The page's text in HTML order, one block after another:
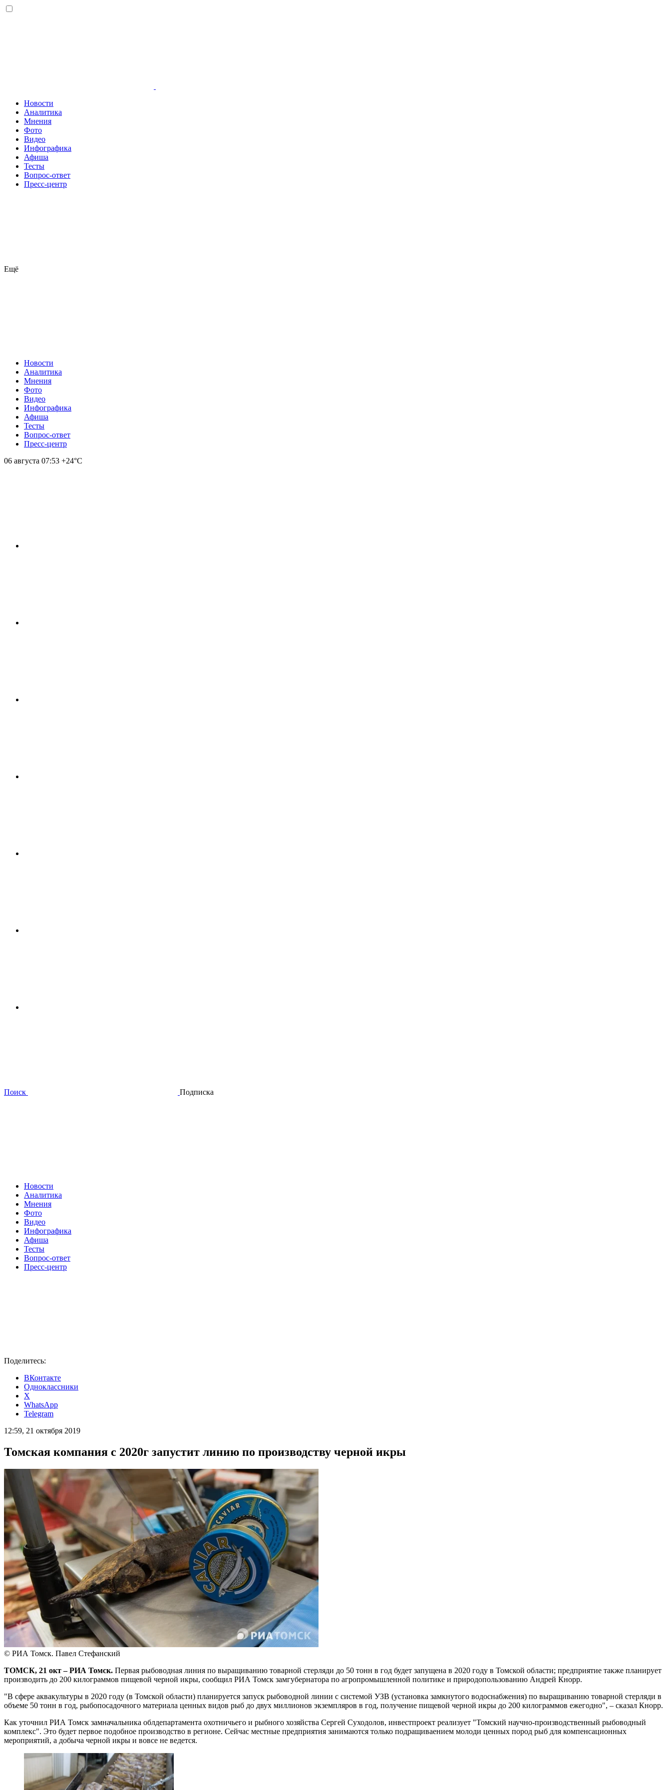
Новости
Аналитика
Мнения
Фото
Видео
Инфографика
Афиша
Тесты
Вопрос-ответ
Пресс-центр
Ещё
Новости
Аналитика
Мнения
Фото
Видео
Инфографика
Афиша
Тесты
Вопрос-ответ
Пресс-центр
06 августа 07:53 +24°С
Поиск Подписка
Новости
Аналитика
Мнения
Фото
Видео
Инфографика
Афиша
Тесты
Вопрос-ответ
Пресс-центр
Поделитесь:
ВКонтакте
Одноклассники
X
WhatsApp
Telegram
12:59, 21 октября 2019
Томская компания c 2020г запустит линию по производству черной икры
© РИА Томск. Павел Стефанский
ТОМСК, 21 окт – РИА Томск. Первая рыбоводная линия по выращиванию товарной стерляди до 50 тонн в год будет запущена в 2020 году в Томской области; предприятие также планирует
производить до 200 килограммов пищевой черной икры, сообщил РИА Томск замгубернатора по агропромышленной политике и природопользованию Андрей Кнорр.
"В сфере аквакультуры в 2020 году (в Томской области) планируется запуск рыбоводной линии с системой УЗВ (установка замкнутого водоснабжения) по выращиванию товарной стерляди в
объеме 50 тонн в год, рыбопосадочного материала ценных видов рыб до двух миллионов экземпляров в год, получение пищевой черной икры до 200 килограммов ежегодно", – сказал Кнорр.
Как уточнил РИА Томск замначальника облдепартамента охотничьего и рыбного хозяйства Сергей Суходолов, инвестпроект реализует "Томский научно-производственный рыбоводный
комплекс". Это будет первое подобное производство в регионе. Сейчас местные предприятия занимаются только подращиваением молоди ценных пород рыб для компенсационных
мероприятий, а добыча черной икры и вовсе не ведется.